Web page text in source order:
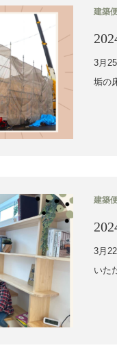
建築
3月
垢の
建築
3月
いた